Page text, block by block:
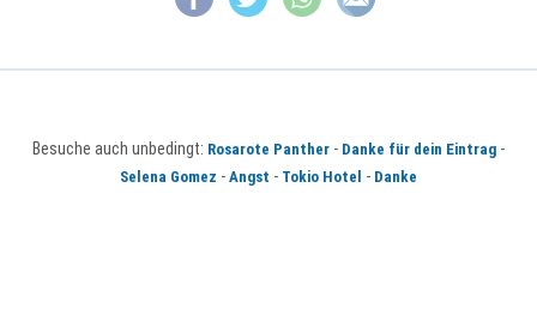
Besuche auch unbedingt: Rosarote Panther - Danke für dein Eintrag -
Selena Gomez - Angst - Tokio Hotel - Danke